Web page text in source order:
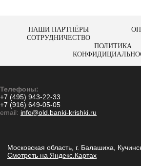
НАШИ ПАРТНЁРЫ
СОТРУДНИЧЕСТВО
ПОЛИТИКА
Телефоны:
+7 (495) 943-22-33
+7 (916) 649-05-05
email: info@old.banki-krishki.ru
Московская область, г. Балашиха,
Смотреть на Яндекс.Картах